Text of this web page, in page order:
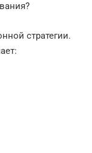
стратегии.